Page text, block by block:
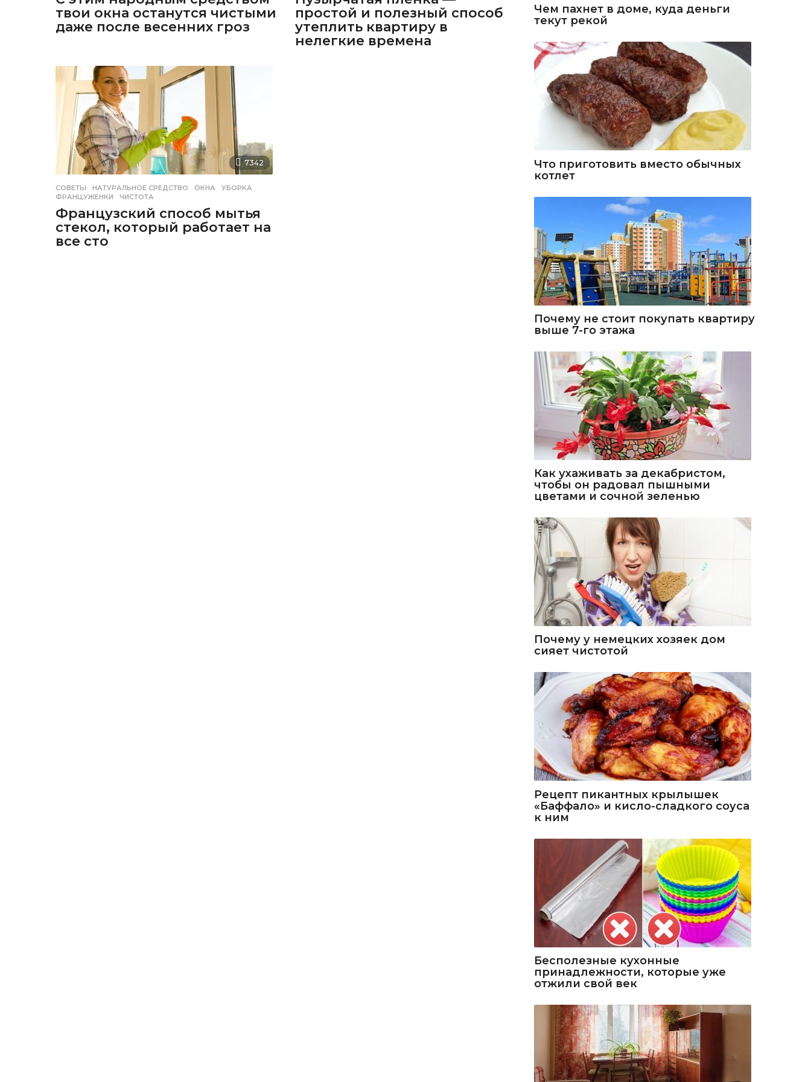
твои окна останутся чистыми
даже после весенних гроз
простой и полезный способ
утеплить квартиру в
нелегкие времена
7342
СОВЕТЫ НАТУРАЛЬНОЕ СРЕДСТВО ,ОКНА ,УБОРКА
ФРАНЦУЖЕНКИ
,ЧИСТОТА
Французский способ мытья
стекол, который работает на
все сто
Чем пахнет в доме, куда деньги
текут рекой
Что приготовить вместо обычных
котлет
Почему не стоит покупать квартиру
выше 7-го этажа
Как ухаживать за декабристом,
чтобы он радовал пышными
цветами и сочной зеленью
Почему у немецких хозяек дом
сияет чистотой
Рецепт пикантных крылышек
«Баффало» и кисло-сладкого соуса
к ним
Бесполезные кухонные
принадлежности, которые уже
отжили свой век